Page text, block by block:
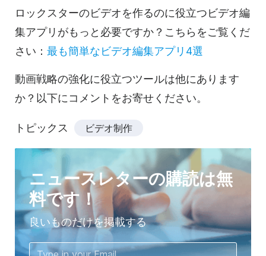
ロックスターのビデオを作るのに役立つビデオ編
集アプリがもっと必要ですか？こちらをご覧くだ
さい： 最も簡単なビデオ編集アプリ4選
動画戦略の強化に役立つツールは他にあります
か？以下にコメントをお寄せください。
トピックス ビデオ制作
ニュースレターの購読は無
料です！
良いものだけを掲載する